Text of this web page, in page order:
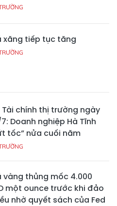
xăng tiếp tục tăng
Tài chính thị trường ngày
Doanh nghiệp Hà Tĩnh
tốc” nửa cuối năm
vàng thủng mốc 4.000
một ounce trước khi đảo
nhờ quyết sách của Fed